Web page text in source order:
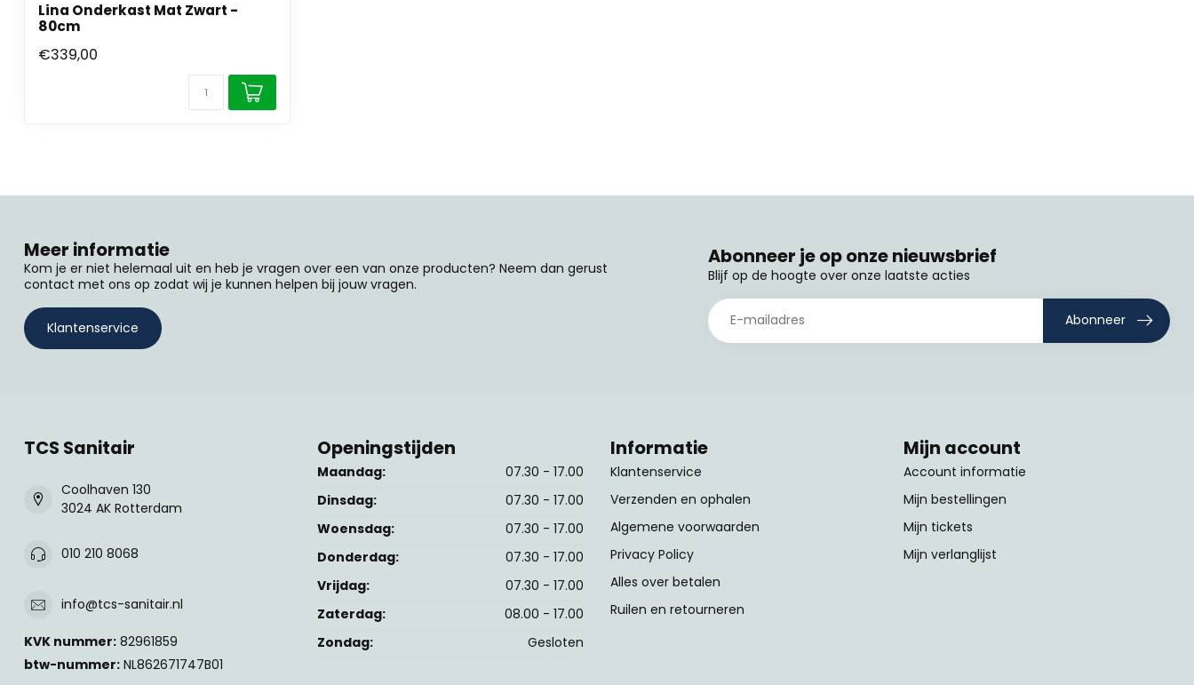
Lina Onderkast Mat Zwart -
80cm
€339,00
Meer informatie
Kom je er niet helemaal uit en heb je vragen over een van onze producten? Neem dan gerust
contact met ons op zodat wij je kunnen helpen bij jouw vragen.
Klantenservice
Abonneer je op onze nieuwsbrief
Blijf op de hoogte over onze laatste acties
Abonneer
TCS Sanitair
Coolhaven 130
3024 AK Rotterdam
010 210 8068
info@tcs-sanitair.nl
KVK nummer: 82961859
btw-nummer: NL862671747B01
Openingstijden
Maandag:
07.30 - 17.00
Dinsdag:
07.30 - 17.00
Woensdag:
07.30 - 17.00
Donderdag:
07.30 - 17.00
Vrijdag:
07.30 - 17.00
Zaterdag:
08.00 - 17.00
Zondag:
Gesloten
Informatie
Klantenservice
Verzenden en ophalen
Algemene voorwaarden
Privacy Policy
Alles over betalen
Ruilen en retourneren
Mijn account
Account informatie
Mijn bestellingen
Mijn tickets
Mijn verlanglijst